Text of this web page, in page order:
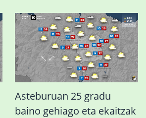
Asteburuan 25 gradu
baino gehiago eta ekaitzak